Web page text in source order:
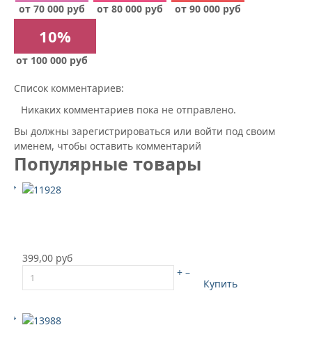
от 70 000 руб от 80 000 руб от 90 000 руб
10%
от 100 000 руб
Список комментариев:
Никаких комментариев пока не отправлено.
Вы должны зарегистрироваться или войти под своим
именем, чтобы оставить комментарий
Популярные товары
399,00 руб
+ –
Купить